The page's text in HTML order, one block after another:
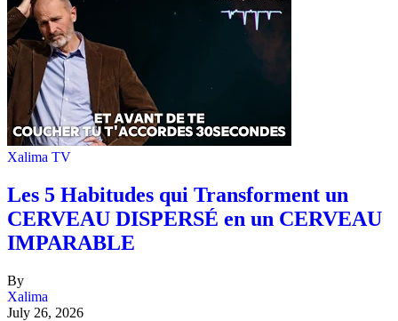
Xalima TV
Les 5 Habitudes qui Transforment un
CERVEAU DISPERSÉ en un CERVEAU
IMPARABLE
By
Xalima
July 26, 2026